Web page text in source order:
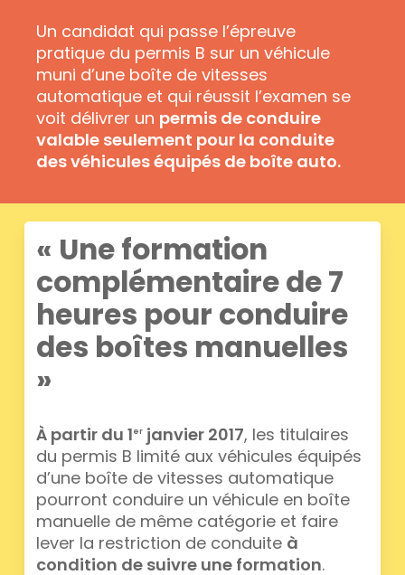
Un candidat qui passe l’épreuve
pratique du permis B sur un véhicule
muni d’une boîte de vitesses
automatique et qui réussit l’examen se
voit délivrer un permis de conduire
valable seulement pour la conduite
des véhicules équipés de boîte auto.
« Une formation
complémentaire de 7
heures pour conduire
des boîtes manuelles
»
À partir du 1er janvier 2017, les titulaires
du permis B limité aux véhicules équipés
d’une boîte de vitesses automatique
pourront conduire un véhicule en boîte
manuelle de même catégorie et faire
lever la restriction de conduite à
condition de suivre une formation.